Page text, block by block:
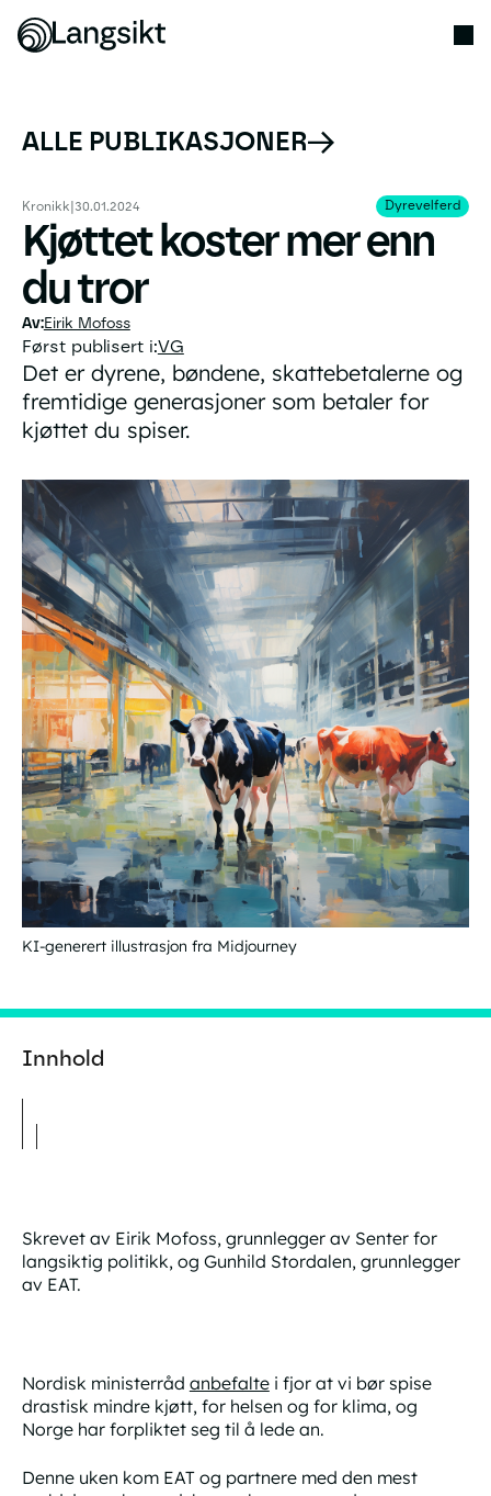
ALLE PUBLIKASJONER
Kronikk|30.01.2024 Dyrevelferd
Dyrevelferd
Kjøttet koster mer enn
du tror
Eirik Mofoss
Først publisert i:VG
Det er dyrene, bøndene, skattebetalerne og
fremtidige generasjoner som betaler for
kjøttet du spiser.
KI-generert illustrasjon fra Midjourney
Innhold
Skrevet av Eirik Mofoss, grunnlegger av Senter for
langsiktig politikk, og Gunhild Stordalen, grunnlegger
av EAT.
Nordisk ministerråd anbefaltei fjor at vi bør spise
drastisk mindre kjøtt, for helsen og for klima, og
Norge har forpliktet seg til å lede an.
Denne uken kom EAT og partnere med den mest